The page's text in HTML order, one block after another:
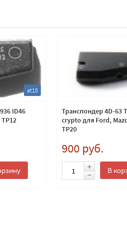
at18
ID46
Транспондер 4D-63
crypto для Ford,
TP20
900 руб.
В